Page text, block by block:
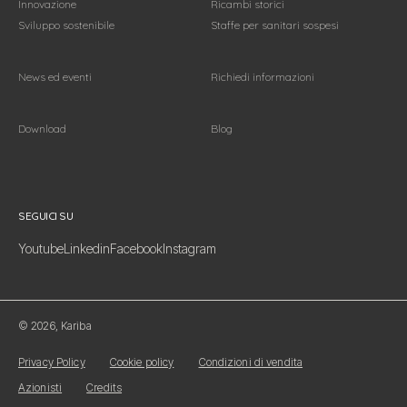
Innovazione
Sviluppo sostenibile
Ricambi storici
Staffe per sanitari sospesi
News ed eventi Richiedi informazioni
Download Blog
Seguici su
SEGUICI SU
YoutubeLinkedinFacebookInstagram
© 2026, Kariba
Privacy Policy Cookie policy
Condizioni di vendita
Azionisti
Credits